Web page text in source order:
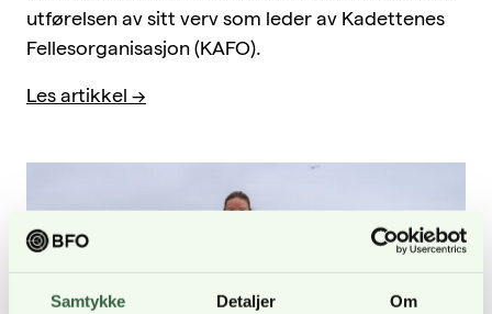
Samtykke Detaljer Om
utførelsen av sitt verv som leder av Kadettenes
Fellesorganisasjon (KAFO).
Les artikkel